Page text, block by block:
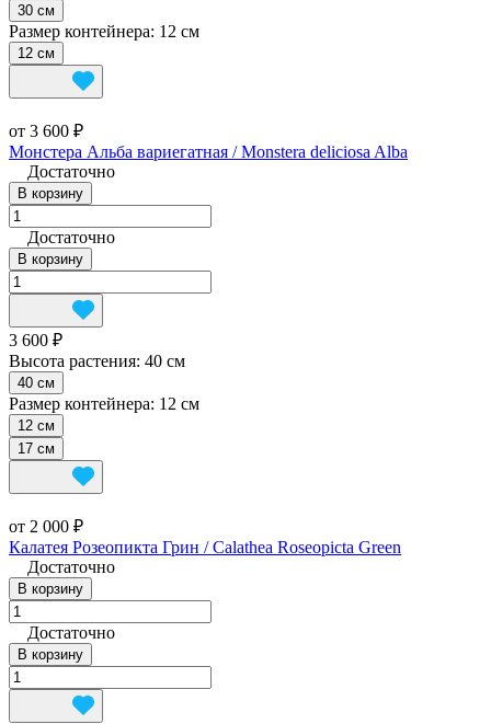
30 см
Размер контейнера: 12 см
12 см
от 3 600 ₽
Монстера Альба вариегатная / Monstera deliciosa Alba
Достаточно
В корзину
Достаточно
В корзину
3 600 ₽
Высота растения: 40 см
40 см
Размер контейнера: 12 см
12 см
17 см
от 2 000 ₽
Калатея Розеопикта Грин / Calathea Roseopicta Green
Достаточно
В корзину
Достаточно
В корзину